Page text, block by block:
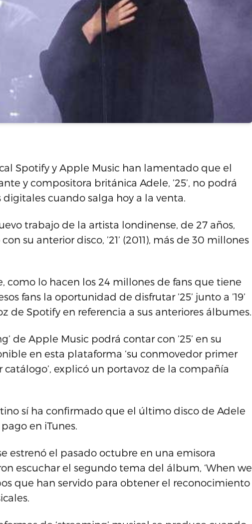
Spotify y Apple Music han lamentado que el
y compositora británica Adele, ’25’, no podrá
cuando salga hoy a la venta.
trabajo de la artista londinense, de 27 años,
su anterior disco, ’21’ (2011), más de 30 millones
como lo hacen los 24 millones de fans que tiene
fans la oportunidad de disfrutar ’25’ junto a ’19’
de Spotify en referencia a sus anteriores álbumes.
de Apple Music podrá contar con ’25’ en su
en esta plataforma ‘su conmovedor primer
catálogo’, explicó un portavoz de la compañía
sí ha confirmado que el último disco de Adele
en iTunes.
se estrenó el pasado octubre en una emisora
escuchar el segundo tema del álbum, ‘When we
que han servido para obtener el reconocimiento